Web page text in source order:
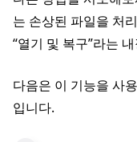
는 손상된 파일을 처
“열기 및 복구”라는
다음은 이 기능을 사
입니다.